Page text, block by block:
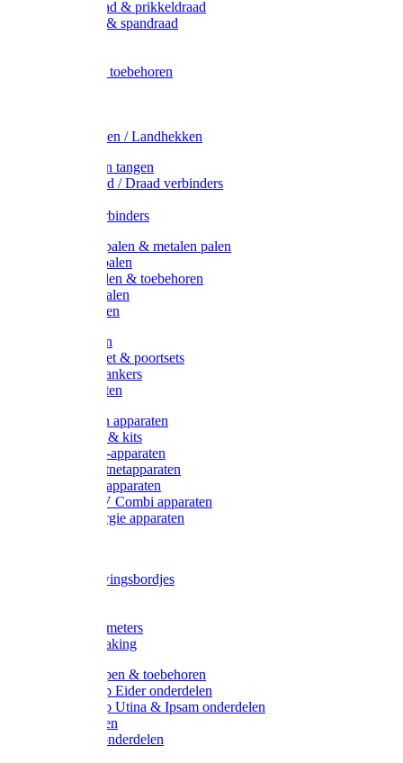
Metaal draad & prikkeldraad
Binddraad & spandraad
Afrasternet toebehoren
Weidehekken / Landhekken
Spanners en tangen
Lint / Koord / Draad verbinders
Litzclip verbinders
Recycling palen & metalen palen
Kunststof palen
T-Post t-palen & toebehoren
Glasfiber palen
Houten palen
Poortgrepen
Doorgangset & poortsets
Poortgreepankers
Weidepoorten
Onderdelen apparaten
Starter sets & kits
9V Batterij-apparaten
230V Lichtnetapparaten
12V Accu-apparaten
230V / 12V Combi apparaten
Zonne-energie apparaten
Waarschuwingsbordjes
Wegers en meters
Video bewaking
Weidepompen & toebehoren
Weidepomp Eider onderdelen
Weidepomp Utina & Ipsam onderdelen
Drinkbakken
Drinkbak onderdelen